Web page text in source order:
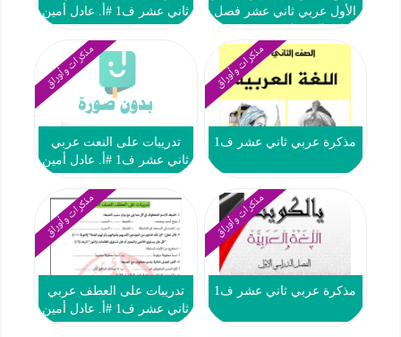
الأول عربي ثاني عشر فصل
ثاني عشر ف1 #أ. عادل أمين
مذكرات وأوراق
مذكرة عربي ثاني عشر ف1
مذكرات وأوراق
تدريبات على النعت عربي
ثاني عشر ف1 #أ. عادل أمين
مذكرات وأوراق
مذكرة عربي ثاني عشر ف1
مذكرات وأوراق
تدريبات على العطف عربي
ثاني عشر ف1 #أ. عادل أمين